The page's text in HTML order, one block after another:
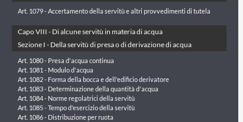
Art. 1079 - Accertamento della servitù e altri provvedimenti di tutela
Capo VIII - Di alcune servitù in materia di acqua
Sezione I - Della servitù di presa o di derivazione di acqua
Art. 1080 - Presa d'acqua continua
Art. 1081 - Modulo d'acqua
Art. 1082 - Forma della bocca e dell'edificio derivatore
Art. 1083 - Determinazione della quantità d'acqua
Art. 1084 - Norme regolatrici della servitù
Art. 1085 - Tempo d'esercizio della servitù
Art. 1086 - Distribuzione per ruota